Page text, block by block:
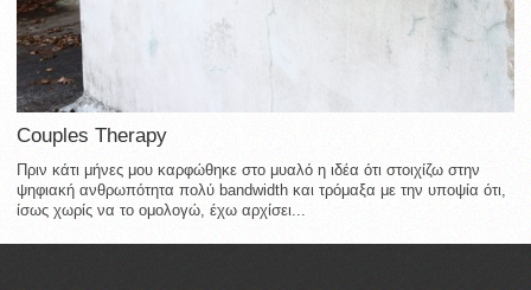
Couples Therapy
Πριν κάτι μήνες μου καρφώθηκε στο μυαλό η ιδέα ότι στοιχίζω στην
ψηφιακή ανθρωπότητα πολύ bandwidth και τρόμαξα με την υποψία ότι,
ίσως χωρίς να το ομολογώ, έχω αρχίσει...